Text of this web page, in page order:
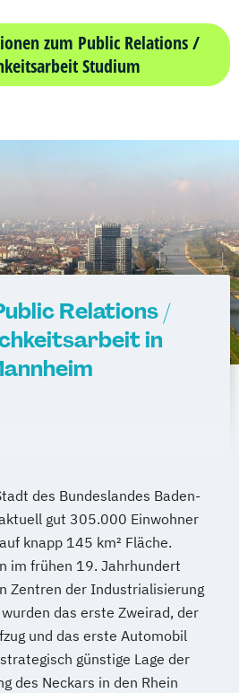
zum Public Relations /
Studium
Relations /
in
des Bundeslandes Baden-
gut 305.000 Einwohner
knapp 145 km² Fläche.
im frühen 19. Jahrhundert
Zentren der Industrialisierung
das erste Zweirad, der
und das erste Automobil
günstige Lage der
des Neckars in den Rhein